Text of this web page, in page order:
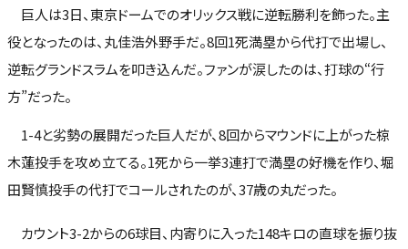
巨人は3日、東京ドームでのオリックス戦に逆転勝利を飾った。主
役となったのは、丸佳浩外野手だ。8回1死満塁から代打で出場し、
逆転グランドスラムを叩き込んだ。ファンが涙したのは、打球の“行
方”だった。
1-4と劣勢の展開だった巨人だが、8回からマウンドに上がった椋
木蓮投手を攻め立てる。1死から一挙3連打で満塁の好機を作り、堀
田賢慎投手の代打でコールされたのが、37歳の丸だった。
カウント3-2からの6球目、内寄りに入った148キロの直球を振り抜